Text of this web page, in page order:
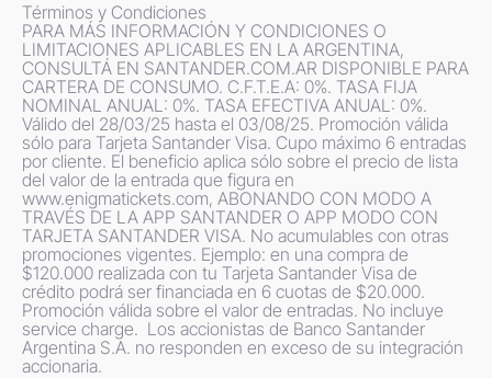
Términos y Condiciones
PARA MÁS INFORMACIÓN Y CONDICIONES O
LIMITACIONES APLICABLES EN LA ARGENTINA,
CONSULTÁ EN SANTANDER.COM.AR DISPONIBLE PARA
CARTERA DE CONSUMO. C.F.T.E.A: 0%. TASA FIJA
NOMINAL ANUAL: 0%. TASA EFECTIVA ANUAL: 0%.
Válido del 28/03/25 hasta el 03/08/25. Promoción válida
sólo para Tarjeta Santander Visa. Cupo máximo 6 entradas
por cliente. El beneficio aplica sólo sobre el precio de lista
del valor de la entrada que figura en
www.enigmatickets.com, ABONANDO CON MODO A
TRAVÉS DE LA APP SANTANDER O APP MODO CON
TARJETA SANTANDER VISA. No acumulables con otras
promociones vigentes. Ejemplo: en una compra de
$120.000 realizada con tu Tarjeta Santander Visa de
crédito podrá ser financiada en 6 cuotas de $20.000.
Promoción válida sobre el valor de entradas. No incluye
service charge.  Los accionistas de Banco Santander
Argentina S.A. no responden en exceso de su integración
accionaria.